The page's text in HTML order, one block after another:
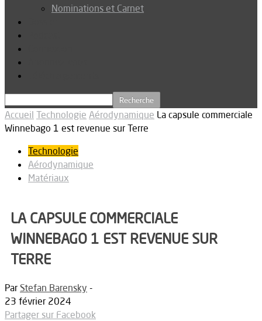
Nominations et Carnet
Accueil Technologie Aérodynamique La capsule commerciale
Winnebago 1 est revenue sur Terre
Technologie
Aérodynamique
Matériaux
LA CAPSULE COMMERCIALE
WINNEBAGO 1 EST REVENUE SUR
TERRE
Par Stefan Barensky -
23 février 2024
Partager sur Facebook